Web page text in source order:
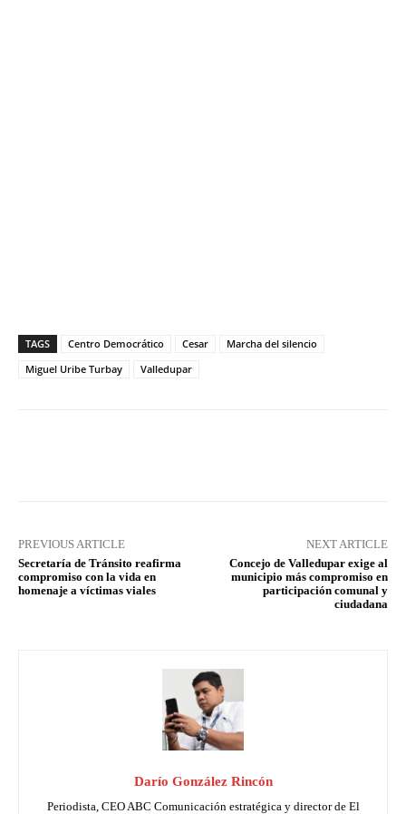
TAGS Centro Democrático Cesar
Marcha del silencio
Miguel Uribe Turbay
Valledupar
PREVIOUS ARTICLE
Secretaría de Tránsito reafirma
compromiso con la vida en
homenaje a víctimas viales
NEXT ARTICLE
Concejo de Valledupar exige al
municipio más compromiso en
participación comunal y
ciudadana
Darío González Rincón
Periodista, CEO ABC Comunicación estratégica y director de El